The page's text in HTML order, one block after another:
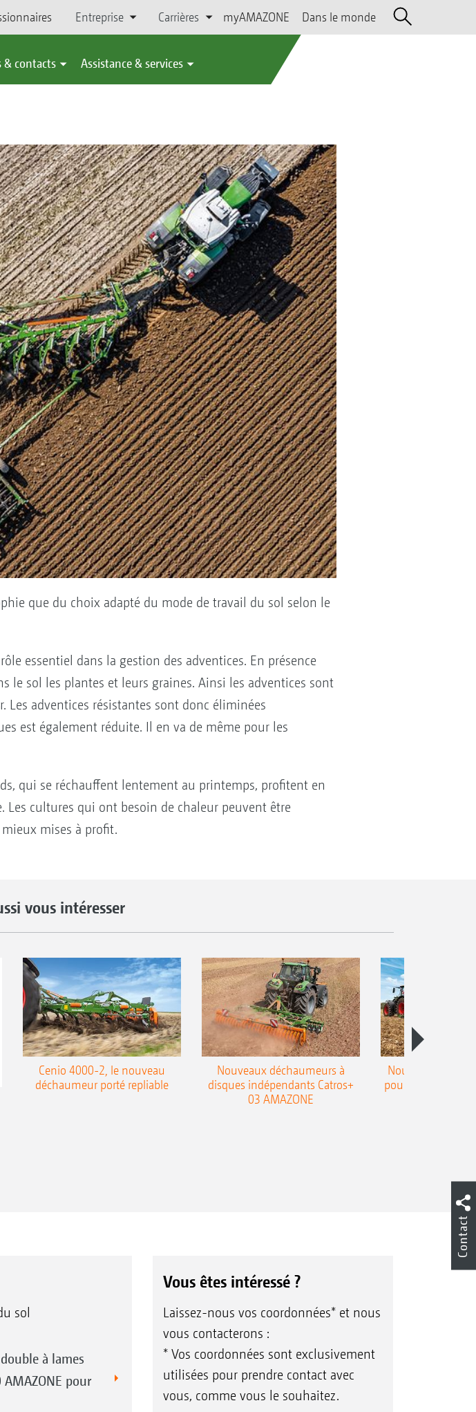
Entreprise Carrières myAMAZONE Dans le monde
& contacts Assistance & services
que du choix adapté du mode de travail du sol selon le
essentiel dans la gestion des adventices. En présence
le sol les plantes et leurs graines. Ainsi les adventices sont
Les adventices résistantes sont donc éliminées
est également réduite. Il en va de même pour les
qui se réchauffent lentement au printemps, profitent en
cultures qui ont besoin de chaleur peuvent être
mises à profit.
vous intéresser
Cenio 4000-2, le nouveau
déchaumeur porté repliable
Nouveaux déchaumeurs à
disques indépendants Catros+
03 AMAZONE
Nouvelle double
pour le
sol
à lames
pour
Vous êtes intéressé ?
Laissez-nous vos coordonnées* et nous
vous contacterons :
* Vos coordonnées sont exclusivement
utilisées pour prendre contact avec
vous, comme vous le souhaitez.
Contact